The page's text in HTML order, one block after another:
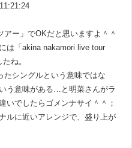
ー」でOKだと思いますよ＾＾
は「akina nakamori live tour
ね。
たシングルという意味ではな
う意味がある…と明菜さんがラ
でしたらゴメンナサイ＾＾；
ルに近いアレンジで、盛り上が